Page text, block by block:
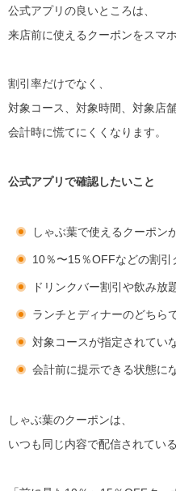
公式アプリの良いところは、
来店前に使えるクーポンをスマ
割引率だけでなく、
対象コース、対象時間、対象店
会計時に慌てにくくなります。
公式アプリで確認したいこと
しゃぶ葉で使えるクーポン
10％〜15％OFFなどの割
ドリンクバー割引や飲み放
ランチとディナーのどちら
対象コースが指定されてい
会計前に提示できる状態に
しゃぶ葉のクーポンは、
いつも同じ内容で配信されてい